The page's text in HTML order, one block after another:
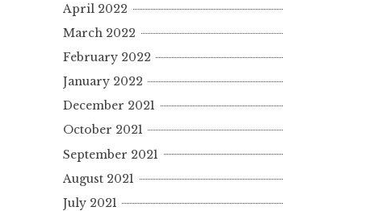
April 2022
March 2022
February 2022
January 2022
December 2021
October 2021
September 2021
August 2021
July 2021